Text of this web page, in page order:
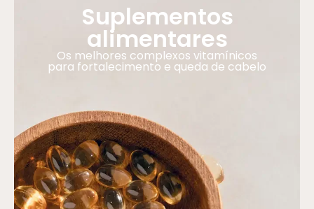
Suplementos
alimentares
Os melhores complexos vitamínicos
para fortalecimento e queda de cabelo